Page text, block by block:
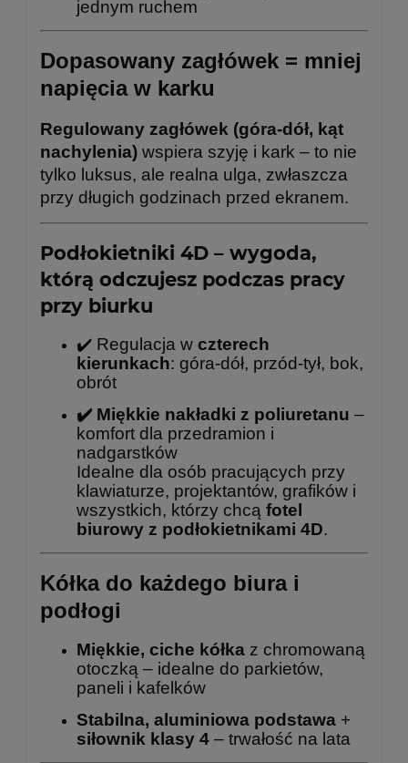
jednym ruchem
Dopasowany zagłówek = mniej
napięcia w karku
Regulowany zagłówek (góra-dół, kąt
nachylenia) wspiera szyję i kark – to nie
tylko luksus, ale realna ulga, zwłaszcza
przy długich godzinach przed ekranem.
Podłokietniki 4D – wygoda,
którą odczujesz podczas pracy
przy biurku
✔️ Regulacja w czterech
kierunkach: góra-dół, przód-tył, bok,
obrót
✔️ Miękkie nakładki z poliuretanu –
komfort dla przedramion i
nadgarstków
Idealne dla osób pracujących przy
klawiaturze, projektantów, grafików i
wszystkich, którzy chcą fotel
biurowy z podłokietnikami 4D.
Kółka do każdego biura i
podłogi
Miękkie, ciche kółka z chromowaną
otoczką – idealne do parkietów,
paneli i kafelków
Stabilna, aluminiowa podstawa +
siłownik klasy 4 – trwałość na lata